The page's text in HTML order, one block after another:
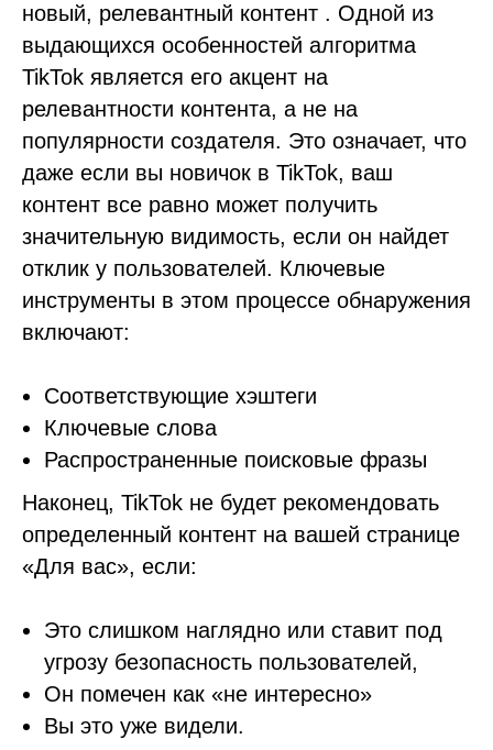
новый, релевантный контент . Одной из
выдающихся особенностей алгоритма
TikTok является его акцент на
релевантности контента, а не на
популярности создателя. Это означает, что
даже если вы новичок в TikTok, ваш
контент все равно может получить
значительную видимость, если он найдет
отклик у пользователей. Ключевые
инструменты в этом процессе обнаружения
включают:
Соответствующие хэштеги
Ключевые слова
Распространенные поисковые фразы
Наконец, TikTok не будет рекомендовать
определенный контент на вашей странице
«Для вас», если:
Это слишком наглядно или ставит под
угрозу безопасность пользователей,
Он помечен как «не интересно»
Вы это уже видели.